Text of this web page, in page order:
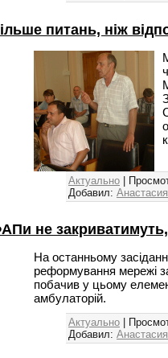
питань, ніж
Актуально |
Добавил: Анастасия
не
На останньому
реформування мережі
побачив у цьому
амбулаторій.
Актуально |
Добавил: Анастасия